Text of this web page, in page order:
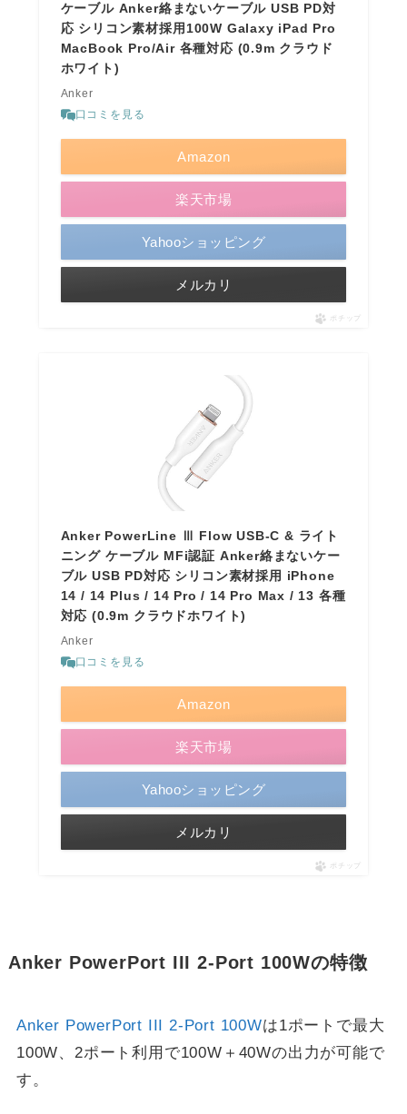
ケーブル Anker絡まないケーブル USB PD対
応 シリコン素材採用100W Galaxy iPad Pro
MacBook Pro/Air 各種対応 (0.9m クラウド
ホワイト)
Anker
口コミを見る
Amazon
楽天市場
Yahooショッピング
メルカリ
ポチップ
Anker PowerLine Ⅲ Flow USB-C & ライト
ニング ケーブル MFi認証 Anker絡まないケー
ブル USB PD対応 シリコン素材採用 iPhone
14 / 14 Plus / 14 Pro / 14 Pro Max / 13 各種
対応 (0.9m クラウドホワイト)
Anker
口コミを見る
Amazon
楽天市場
Yahooショッピング
メルカリ
ポチップ
Anker PowerPort III 2-Port 100Wの特徴
Anker PowerPort III 2-Port 100Wは1ポートで最大
100W、2ポート利用で100W＋40Wの出力が可能で
す。